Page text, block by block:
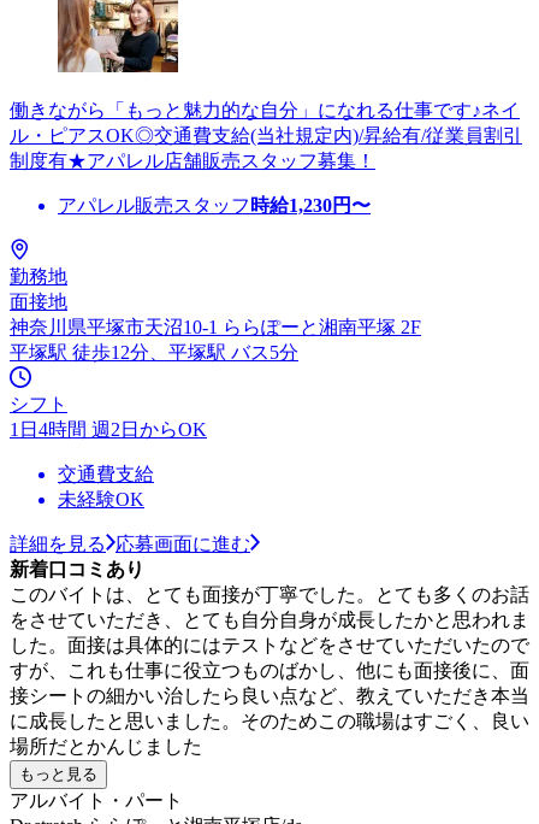
働きながら「もっと魅力的な自分」になれる仕事です♪ネイ
ル・ピアスOK◎交通費支給(当社規定内)/昇給有/従業員割引
制度有★アパレル店舗販売スタッフ募集！
アパレル販売スタッフ 時給1,230円〜
勤務地
面接地
神奈川県平塚市天沼10-1 ららぽーと湘南平塚 2F
平塚駅 徒歩12分、平塚駅 バス5分
シフト
1日4時間 週2日からOK
交通費支給
未経験OK
詳細を見る
応募画面に進む
新着口コミあり
このバイトは、とても面接が丁寧でした。とても多くのお話
をさせていただき、とても自分自身が成長したかと思われま
した。面接は具体的にはテストなどをさせていただいたので
すが、これも仕事に役立つものばかし、他にも面接後に、面
接シートの細かい治したら良い点など、教えていただき本当
に成長したと思いました。そのためこの職場はすごく、良い
場所だとかんじました
もっと見る
アルバイト・パート